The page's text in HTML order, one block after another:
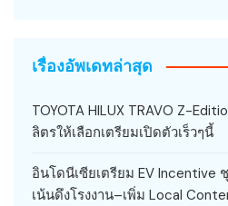
เรื่องอัพเดทล่าสุด
TOYOTA HILUX TRAVO Z-
ลิตรให้เลือกเตรียมเปิดตัวเร็วๆนี้
อินโดนีเซียเตรียม EV Incentive
เน้นดึงโรงงาน–เพิ่ม Local